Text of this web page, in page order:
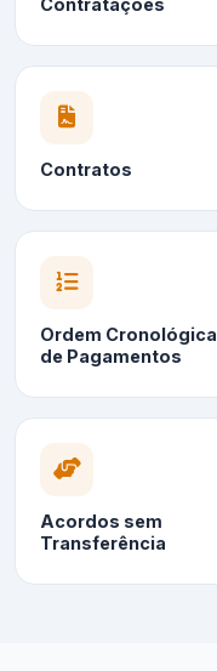
Contratações
Contratos
Ordem Cronológica
de Pagamentos
Acordos sem
Transferência